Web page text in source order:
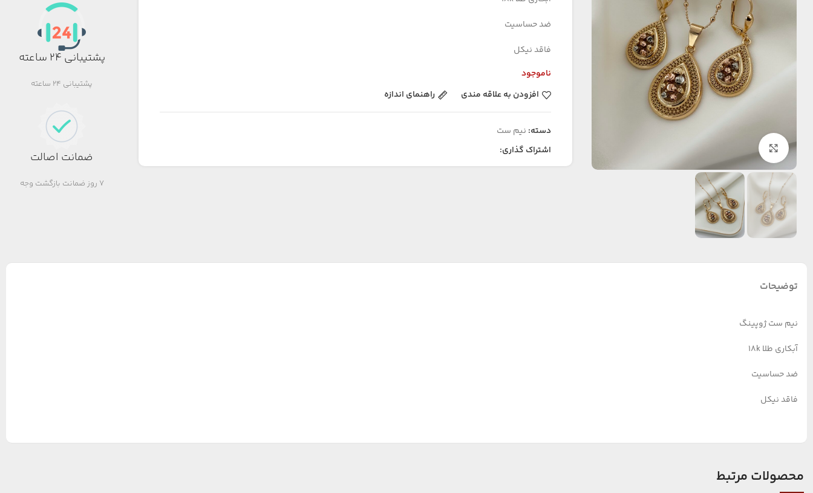
ضد حساسیت
فاقد نیکل
ناموجود
افزودن به علاقه مندی
راهنمای اندازه
دسته: نیم ست
اشتراک گذاری:
پشتیبانی 24 ساعته
پشتیبانی 24 ساعته
ضمانت اصالت
7 روز ضمانت بازگشت وجه
توضیحات
نیم ست ژوپینگ
آبکاری طلا ۱۸k
ضد حساسیت
فاقد نیکل
محصولات مرتبط